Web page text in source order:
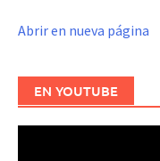
Abrir en nueva página
EN YOUTUBE